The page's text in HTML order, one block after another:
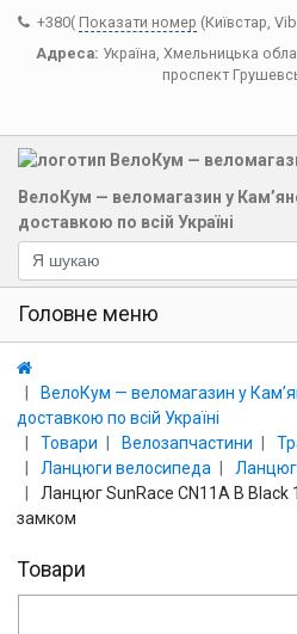
+380( Показати номер (Київстар,
Адреса: Україна, Хмельницька
проспект
ВелоКум — веломагазин у
доставкою по всій Україні
Головне меню
ВелоКум — веломагазин у
доставкою по всій Україні
Товари
Велозапчастини
Ланцюги велосипеда
Ланцюг SunRace CN11A B Black
замком
Товари